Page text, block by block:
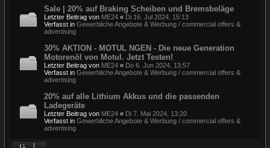
Sale | 20% auf Braking Scheiben und Bremsbeläge
Letzter Beitrag von ME24 « Di 16. Jul 2024, 15:13
Verfasst in Gewerbliche Angebote & Werbung / commercial offers &
advertising
30% AKTION - MOTUL NGEN - Die neue Generation
Motorenöl von Motul. Jetzt Testen!
Letzter Beitrag von ME24 « Do 6. Jun 2024, 13:57
Verfasst in Gewerbliche Angebote & Werbung / commercial offers &
advertising
20% auf alle Lithium Akkus und die passenden
Ladegeräte
Letzter Beitrag von ME24 « Di 7. Mai 2024, 13:20
Verfasst in Gewerbliche Angebote & Werbung / commercial offers &
advertising